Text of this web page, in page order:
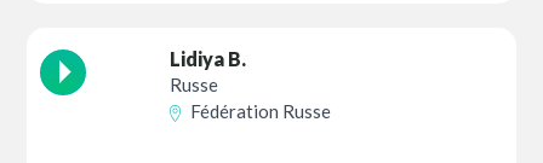
Lidiya B.
Russe
Fédération Russe